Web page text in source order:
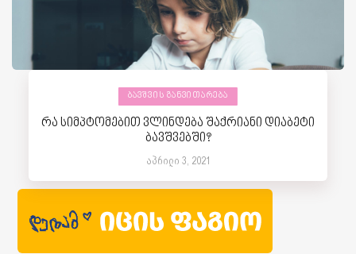
ᲑᲐᲕᲨᲕᲘᲡ ᲒᲐᲜᲕᲘᲗᲐᲠᲔᲑᲐ
რა სიმპტომებით ვლინდება შაქრიანი დიაბეტი
ბავშვებში?
აპრილი 3, 2021